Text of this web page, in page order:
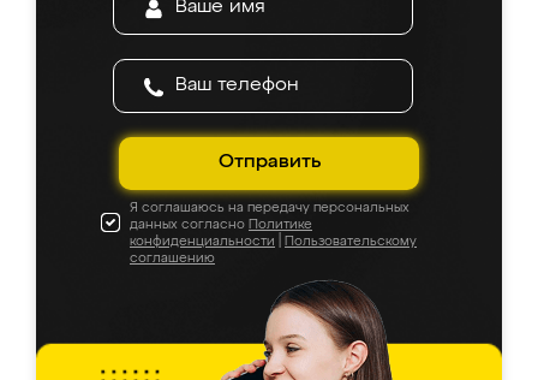
Отправить
Я соглашаюсь на передачу персональных
данных согласно Политике
конфиденциальности
Пользовательскому
соглашению